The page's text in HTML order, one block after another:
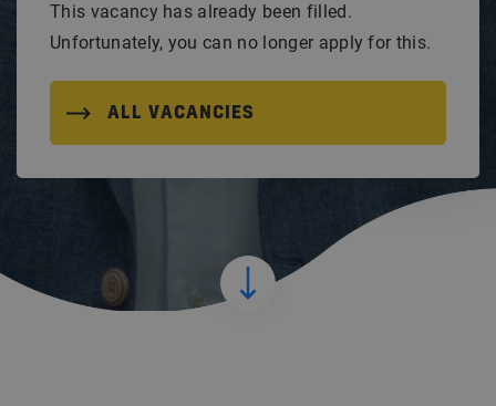
This vacancy has already been filled.
Unfortunately, you can no longer apply for this.
ALL VACANCIES